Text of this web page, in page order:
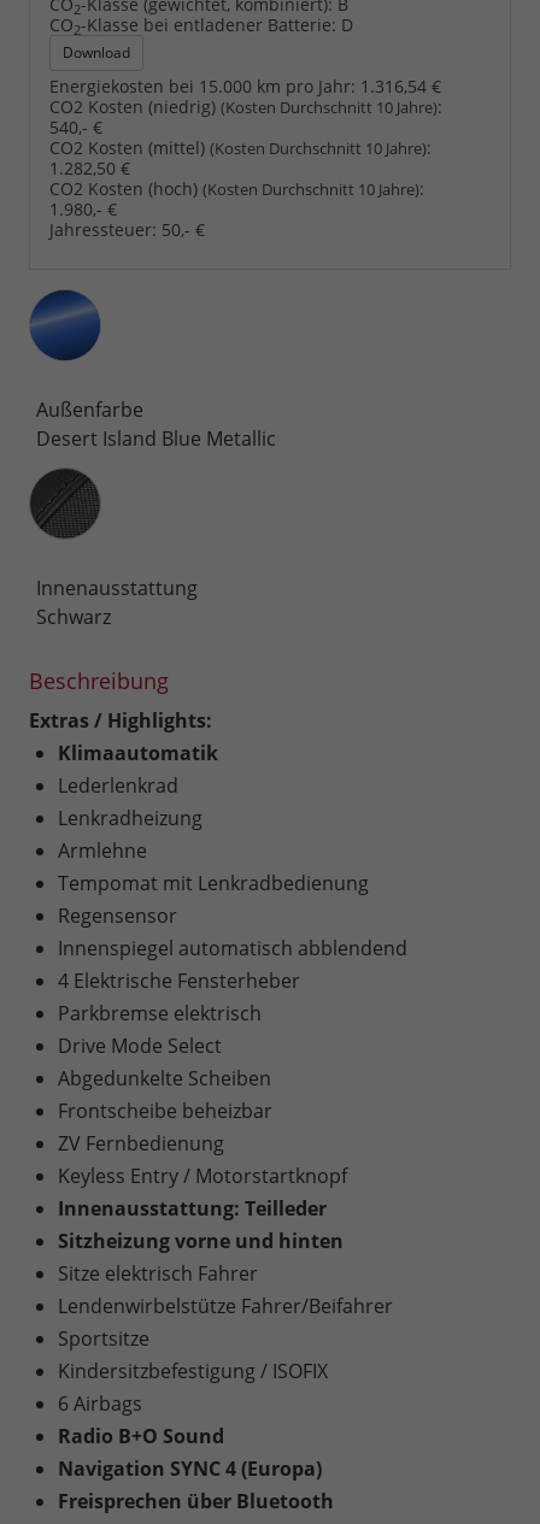
CO2-Klasse (gewichtet, kombiniert): B
CO2-Klasse bei entladener Batterie: D
Download
Energiekosten bei 15.000 km pro Jahr: 1.316,54 €
CO2 Kosten (niedrig) (Kosten Durchschnitt 10 Jahre):
540,- €
CO2 Kosten (mittel) (Kosten Durchschnitt 10 Jahre):
1.282,50 €
CO2 Kosten (hoch) (Kosten Durchschnitt 10 Jahre):
1.980,- €
Jahressteuer: 50,- €
Außenfarbe
Desert Island Blue Metallic
Innenausstattung
Innenausstattung
Schwarz
Beschreibung
Extras / Highlights:
Klimaautomatik
Lederlenkrad
Lenkradheizung
Armlehne
Tempomat mit Lenkradbedienung
Regensensor
Innenspiegel automatisch abblendend
4 Elektrische Fensterheber
Parkbremse elektrisch
Drive Mode Select
Abgedunkelte Scheiben
Frontscheibe beheizbar
ZV Fernbedienung
Keyless Entry / Motorstartknopf
Innenausstattung: Teilleder
Sitzheizung vorne und hinten
Sitze elektrisch Fahrer
Lendenwirbelstütze Fahrer/Beifahrer
Sportsitze
Kindersitzbefestigung / ISOFIX
6 Airbags
Radio B+O Sound
Navigation SYNC 4 (Europa)
Freisprechen über Bluetooth